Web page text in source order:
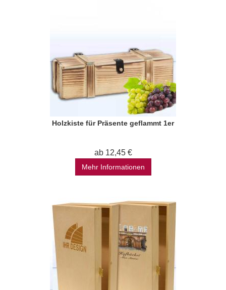
Holzkiste für Präsente geflammt 1er
ab 12,45 €
Mehr Informationen